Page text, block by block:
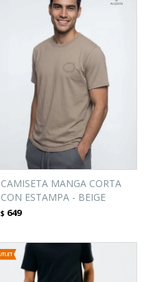
CAMISETA MANGA CORTA
CON ESTAMPA - BEIGE
$ 649